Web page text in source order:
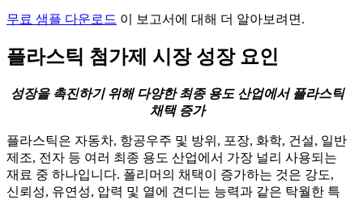
무료 샘플 다운로드 이 보고서에 대해 더 알아보려면.
플라스틱 첨가제 시장 성장 요인
성장을 촉진하기 위해 다양한 최종 용도 산업에서 플라스틱
채택 증가
플라스틱은 자동차, 항공우주 및 방위, 포장, 화학, 건설, 일반
제조, 전자 등 여러 최종 용도 산업에서 가장 널리 사용되는
재료 중 하나입니다. 폴리머의 채택이 증가하는 것은 강도,
신뢰성, 유연성, 압력 및 열에 견디는 능력과 같은 탁월한 특